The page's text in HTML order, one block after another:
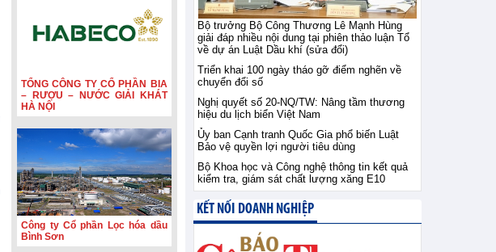
TỔNG CÔNG TY CỔ PHẦN BIA
– RƯỢU – NƯỚC GIẢI KHÁT
HÀ NỘI
Công ty Cổ phần Lọc hóa dầu
Bình Sơn
Bộ trưởng Bộ Công Thương Lê Mạnh Hùng
giải đáp nhiều nội dung tại phiên thảo luận Tổ
về dự án Luật Dầu khí (sửa đổi)
Triển khai 100 ngày tháo gỡ điểm nghẽn về
chuyển đổi số
Nghị quyết số 20-NQ/TW: Nâng tầm thương
hiệu du lịch biển Việt Nam
Ủy ban Cạnh tranh Quốc Gia phổ biến Luật
Bảo vệ quyền lợi người tiêu dùng
Bộ Khoa học và Công nghệ thông tin kết quả
kiểm tra, giám sát chất lượng xăng E10
KẾT NỐI DOANH NGHIỆP